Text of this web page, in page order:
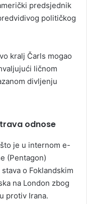
predsjednik
političkog
kralj Čarls mogao
ličnom
divljenju
odnose
je u internom e-
(Pentagon)
o Foklandskim
na London zbog
protiv Irana.